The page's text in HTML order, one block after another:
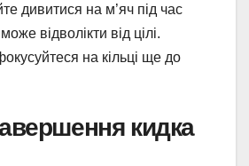
дивитися на м’яч під час
відволікти від цілі.
на кільці ще до
кидка